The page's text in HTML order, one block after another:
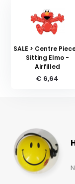
SALE > Centre
Sitting Elmo -
Airfilled
€ 6,64